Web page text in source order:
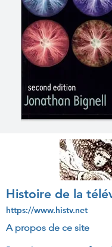
Histoire de la
https://www.histv.net
A propos de ce site